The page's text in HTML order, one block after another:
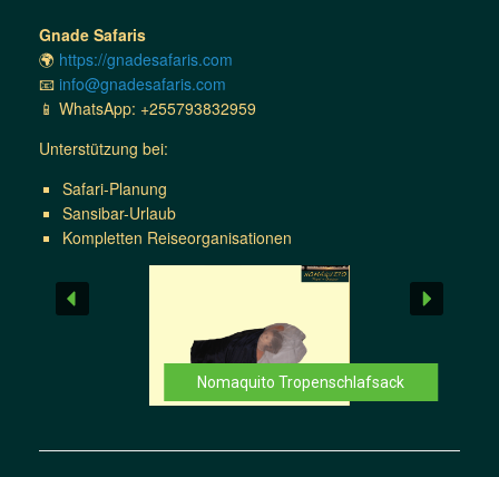
Gnade Safaris
🌍 https://gnadesafaris.com
📧 info@gnadesafaris.com
📱 WhatsApp: +255793832959
Unterstützung bei:
Safari-Planung
Sansibar-Urlaub
Kompletten Reiseorganisationen
Nomaquito Tropenschlafsack